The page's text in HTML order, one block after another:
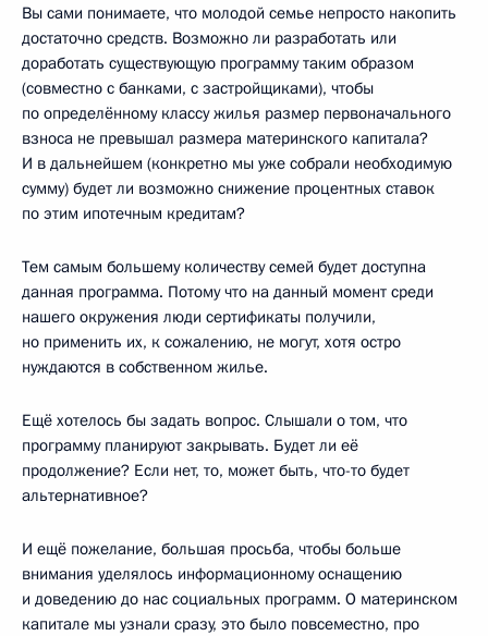
Вы сами понимаете, что молодой семье непросто накопить
достаточно средств. Возможно ли разработать или
доработать существующую программу таким образом
(совместно с банками, с застройщиками), чтобы
по определённому классу жилья размер первоначального
взноса не превышал размера материнского капитала?
И в дальнейшем (конкретно мы уже собрали необходимую
сумму) будет ли возможно снижение процентных ставок
по этим ипотечным кредитам?
Тем самым большему количеству семей будет доступна
данная программа. Потому что на данный момент среди
нашего окружения люди сертификаты получили,
но применить их, к сожалению, не могут, хотя остро
нуждаются в собственном жилье.
Ещё хотелось бы задать вопрос. Слышали о том, что
программу планируют закрывать. Будет ли её
продолжение? Если нет, то, может быть, что-то будет
альтернативное?
И ещё пожелание, большая просьба, чтобы больше
внимания уделялось информационному оснащению
и доведению до нас социальных программ. О материнском
капитале мы узнали сразу, это было повсеместно, про